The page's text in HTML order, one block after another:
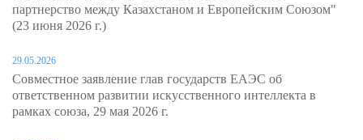
партнерство между Казахстаном и Европейским Союзом"
(23 июня 2026 г.)
29.05.2026
Совместное заявление глав государств ЕАЭС об
ответственном развитии искусственного интеллекта в
рамках союза, 29 мая 2026 г.